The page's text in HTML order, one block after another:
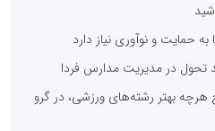
به حمایت و نوآوری نیاز دارد
تحول در مدیریت مدارس فردا
بهتر رشته‌های ورزشی، در گرو